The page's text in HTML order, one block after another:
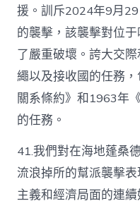
援。訓斥2024年9月
的襲擊，該襲擊對位
了嚴重破壞。誇大交
繩以及接收國的任務
關系條約》和1963年
的任務。
41.我們對在海地蓬桑
流浪掉所的幫派襲擊
主義和經濟局面的連